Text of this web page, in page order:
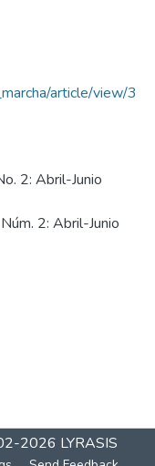
article/view/3
2: Abril-Junio
2: Abril-Junio
2026 LYRASIS